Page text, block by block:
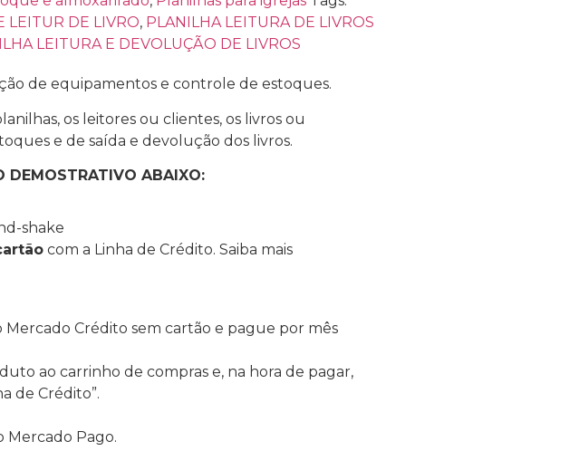
LEITUR DE LIVRO, PLANILHA LEITURA DE LIVROS
LEITURA E DEVOLUÇÃO DE LIVROS
de equipamentos e controle de estoques.
os leitores ou clientes, os livros ou
e de saída e devolução dos livros.
DEMOSTRATIVO ABAIXO:
com a Linha de Crédito. Saiba mais
Mercado Crédito sem cartão e pague por mês
ao carrinho de compras e, na hora de pagar,
de Crédito”.
Mercado Pago.